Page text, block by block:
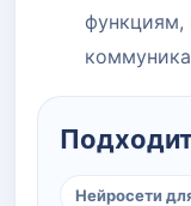
функциям,
Нейросети